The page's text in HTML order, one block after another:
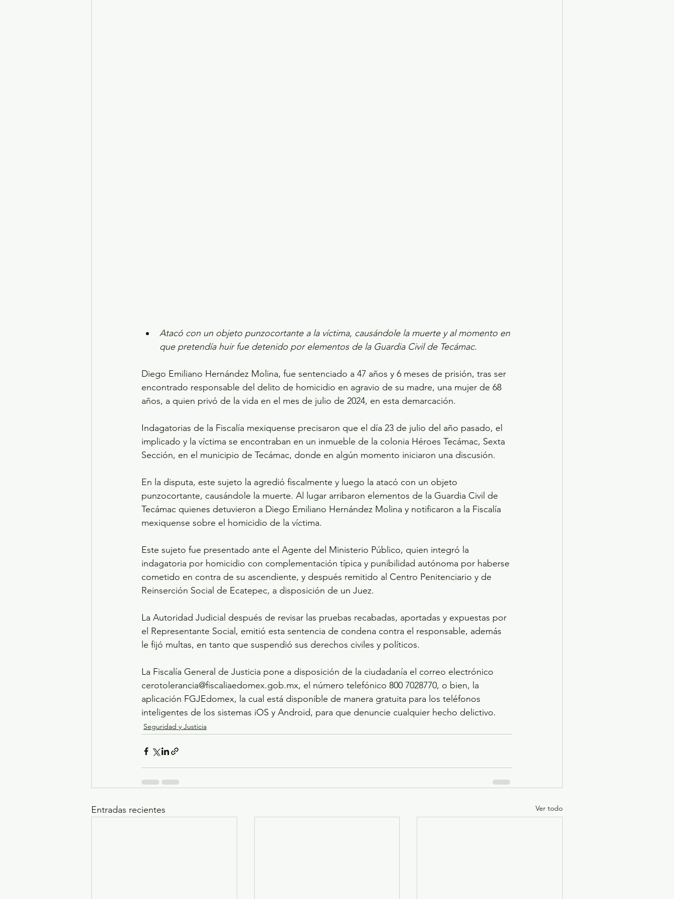
Atacó con un objeto punzocortante a la víctima, causándole la muerte y al momento en
que pretendía huir fue detenido por elementos de la Guardia Civil de Tecámac.
Diego Emiliano Hernández Molina, fue sentenciado a 47 años y 6 meses de prisión, tras ser
encontrado responsable del delito de homicidio en agravio de su madre, una mujer de 68
años, a quien privó de la vida en el mes de julio de 2024, en esta demarcación.
Indagatorias de la Fiscalía mexiquense precisaron que el día 23 de julio del año pasado, el
implicado y la víctima se encontraban en un inmueble de la colonia Héroes Tecámac, Sexta
Sección, en el municipio de Tecámac, donde en algún momento iniciaron una discusión.
En la disputa, este sujeto la agredió fiscalmente y luego la atacó con un objeto
punzocortante, causándole la muerte. Al lugar arribaron elementos de la Guardia Civil de
Tecámac quienes detuvieron a Diego Emiliano Hernández Molina y notificaron a la Fiscalía
mexiquense sobre el homicidio de la víctima.
Este sujeto fue presentado ante el Agente del Ministerio Público, quien integró la
indagatoria por homicidio con complementación típica y punibilidad autónoma por haberse
cometido en contra de su ascendiente, y después remitido al Centro Penitenciario y de
Reinserción Social de Ecatepec, a disposición de un Juez.
La Autoridad Judicial después de revisar las pruebas recabadas, aportadas y expuestas por
el Representante Social, emitió esta sentencia de condena contra el responsable, además
le fijó multas, en tanto que suspendió sus derechos civiles y políticos.
La Fiscalía General de Justicia pone a disposición de la ciudadanía el correo electrónico
cerotolerancia@fiscaliaedomex.gob.mx, el número telefónico 800 7028770, o bien, la
aplicación FGJEdomex, la cual está disponible de manera gratuita para los teléfonos
inteligentes de los sistemas iOS y Android, para que denuncie cualquier hecho delictivo.
Seguridad y Justicia
Entradas recientes Ver todo